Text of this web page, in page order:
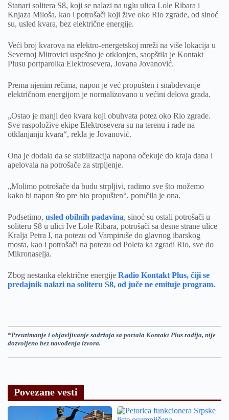
Stanari solitera S8, koji se nalazi na uglu ulica Lole Ribara i
Knjaza Miloša, kao i potrošači koji žive oko Rio zgrade, od sinoć
su, usled kvara, bez električne energije.
Veći broj kvarova na elektro-energetskoj mreži na više lokacija u
Severnoj Mitrovici uspešno je otklonjen, saopštila je Kontakt
Plusu portparolka Elektrosevera, Jovana Jovanović.
Prema njenim rečima, napon je već propušten i snabdevanje
električnom energijom je normalizovano u većini delova grada.
„Ostao je manji deo kvara koji obuhvata potez oko Rio zgrade.
Sve raspoložive ekipe Elektrosevera su na terenu i rade na
otklanjanju kvara“, rekla je Jovanović.
Ona je dodala da se stabilizacija napona očekuje do kraja dana i
apelovala na potrošače za strpljenje.
„Molimo potrošače da budu strpljivi, radimo sve što možemo
kako bi napon što pre bio propušten“, poručila je ona.
Podsetimo, usled obilnih padavina, sinoć su ostali potrošači u
soliteru S8 u ulici Ive Lole Ribara, potrošači sa desne strane ulice
Kralja Petra I, na potezu od Vampiruše do glavnog ibarskog
mosta, kao i potrošači na potezu od Poleta ka zgradi Rio, sve do
Mikronaselja.
Zbog nestanka električne energije Radio Kontakt Plus, čiji se
predajnik nalazi na soliteru S8, od juče ne emituje program.
*Preuzimanje i objavljivanje sadržaja sa portala Kontakt Plus radija, nije
dozvoljeno bez navođenja izvora.
Povezane vesti